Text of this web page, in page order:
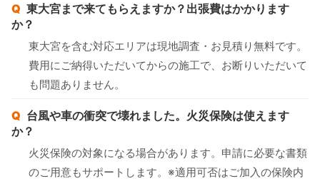
東大宮まで来てもらえますか？出張費はかかります
か？
東大宮を含む対応エリアは現地調査・お見積り無料です。
費用にご納得いただいてからの施工で、お断りいただいて
も問題ありません。
台風や車の衝突で壊れました。火災保険は使えます
か？
火災保険の対象になる場合があります。申請に必要な書類
のご用意もサポートします。※適用可否はご加入の保険内